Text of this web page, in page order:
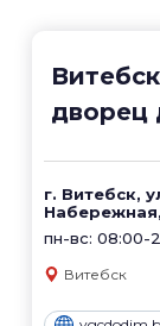
дворец
г. Витебск,
пн-вс: 08:00-
Витебск